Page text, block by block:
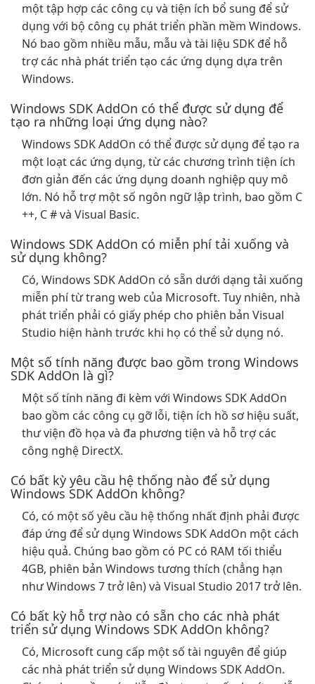
một tập hợp các công cụ và tiện ích bổ sung để sử
dụng với bộ công cụ phát triển phần mềm Windows.
Nó bao gồm nhiều mẫu, mẫu và tài liệu SDK để hỗ
trợ các nhà phát triển tạo các ứng dụng dựa trên
Windows.
Windows SDK AddOn có thể được sử dụng để
tạo ra những loại ứng dụng nào?
Windows SDK AddOn có thể được sử dụng để tạo ra
một loạt các ứng dụng, từ các chương trình tiện ích
đơn giản đến các ứng dụng doanh nghiệp quy mô
lớn. Nó hỗ trợ một số ngôn ngữ lập trình, bao gồm C
++, C # và Visual Basic.
Windows SDK AddOn có miễn phí tải xuống và
sử dụng không?
Có, Windows SDK AddOn có sẵn dưới dạng tải xuống
miễn phí từ trang web của Microsoft. Tuy nhiên, nhà
phát triển phải có giấy phép cho phiên bản Visual
Studio hiện hành trước khi họ có thể sử dụng nó.
Một số tính năng được bao gồm trong Windows
SDK AddOn là gì?
Một số tính năng đi kèm với Windows SDK AddOn
bao gồm các công cụ gỡ lỗi, tiện ích hồ sơ hiệu suất,
thư viện đồ họa và đa phương tiện và hỗ trợ các
công nghệ DirectX.
Có bất kỳ yêu cầu hệ thống nào để sử dụng
Windows SDK AddOn không?
Có, có một số yêu cầu hệ thống nhất định phải được
đáp ứng để sử dụng Windows SDK AddOn một cách
hiệu quả. Chúng bao gồm có PC có RAM tối thiểu
4GB, phiên bản Windows tương thích (chẳng hạn
như Windows 7 trở lên) và Visual Studio 2017 trở lên.
Có bất kỳ hỗ trợ nào có sẵn cho các nhà phát
triển sử dụng Windows SDK AddOn không?
Có, Microsoft cung cấp một số tài nguyên để giúp
các nhà phát triển sử dụng Windows SDK AddOn.